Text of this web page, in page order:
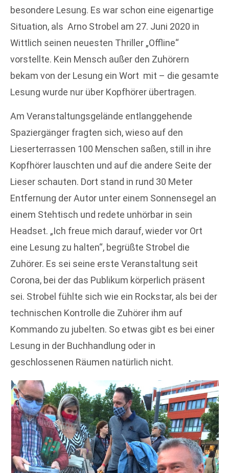
besondere Lesung. Es war schon eine eigenartige
Situation, als Arno Strobel am 27. Juni 2020 in
Wittlich seinen neuesten Thriller „Offline“
vorstellte. Kein Mensch außer den Zuhörern
bekam von der Lesung ein Wort mit – die gesamte
Lesung wurde nur über Kopfhörer übertragen.
Am Veranstaltungsgelände entlanggehende
Spaziergänger fragten sich, wieso auf den
Lieserterrassen 100 Menschen saßen, still in ihre
Kopfhörer lauschten und auf die andere Seite der
Lieser schauten. Dort stand in rund 30 Meter
Entfernung der Autor unter einem Sonnensegel an
einem Stehtisch und redete unhörbar in sein
Headset. „Ich freue mich darauf, wieder vor Ort
eine Lesung zu halten“, begrüßte Strobel die
Zuhörer. Es sei seine erste Veranstaltung seit
Corona, bei der das Publikum körperlich präsent
sei. Strobel fühlte sich wie ein Rockstar, als bei der
technischen Kontrolle die Zuhörer ihm auf
Kommando zu jubelten. So etwas gibt es bei einer
Lesung in der Buchhandlung oder in
geschlossenen Räumen natürlich nicht.